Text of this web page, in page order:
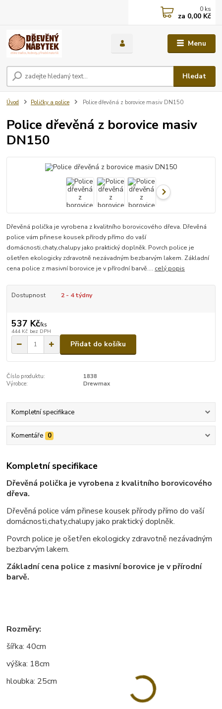
Menu
Hledat
0 ks
za 0,00 Kč
Úvod Poličky a police Police dřevěná z borovice masiv DN150
Police dřevěná z borovice masiv
DN150
Dřevěná polička je vyrobena z kvalitního borovicového dřeva. Dřevěná
police vám přinese kousek přírody přímo do vaší
domácnosti,chaty,chalupy jako praktický doplněk. Povrch police je
ošetřen ekologicky zdravotně nezávadným bezbarvým lakem. Základní
cena police z masivní borovice je v přírodní barvě.... celý popis
Dostupnost 2 - 4 týdny
537 Kč/ks
444 Kč bez DPH
Přidat do košíku
Číslo produktu:
1838
Výrobce:
Drewmax
Kompletní specifikace
Komentáře 0
Kompletní specifikace
Dřevěná polička je vyrobena z kvalitního borovicového
dřeva.
Dřevěná police vám přinese kousek přírody přímo do vaší
domácnosti,chaty,chalupy jako praktický doplněk.
Povrch police je ošetřen ekologicky zdravotně nezávadným
bezbarvým lakem.
Základní cena police z masivní borovice je v přírodní
barvě.
Rozměry:
šířka: 40cm
výška: 18cm
hloubka: 25cm